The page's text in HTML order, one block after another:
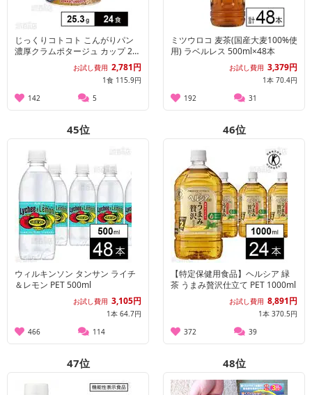
じっくりコトコト こんがりパン
濃厚クラムポタージュ カップ 25.
お試し費用 2,781円
1食 115.9円
142
5
ミツウロコ 麦茶(国産大麦100%使
用) ラベルレス 500ml×48本
お試し費用 3,379円
1本 70.4円
192
31
45位
ウィルキンソン タンサン ライチ
＆レモン PET 500ml
お試し費用 3,105円
1本 64.7円
466
114
46位
【特定保健用食品】ヘルシア 緑
茶 うまみ贅沢仕立て PET 1000ml
お試し費用 8,891円
1本 370.5円
372
39
47位 48位